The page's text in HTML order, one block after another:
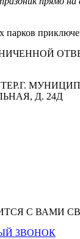
парков
Д. 24Д
С ВАМИ
ЗВОНОК